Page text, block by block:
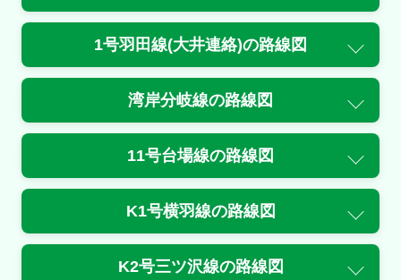
規制
三宅坂ＪＣＴ付近
内容
原因
工事
4号新宿線<下/高井戸>
1号羽田線(大井連絡)の路線図
湾岸分岐線の路線図
11号台場線の路線図
K1号横羽線の路線図
K2号三ツ沢線の路線図